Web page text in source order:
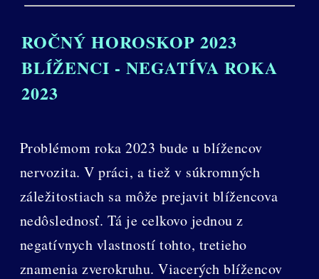
ROČNÝ HOROSKOP 2023
BLÍŽENCI - NEGATÍVA ROKA
2023
Problémom roka 2023 bude u blížencov
nervozita. V práci, a tiež v súkromných
záležitostiach sa môže prejavit blížencova
nedôslednosť. Tá je celkovo jednou z
negatívnych vlastností tohto, tretieho
znamenia zverokruhu. Viacerých blížencov